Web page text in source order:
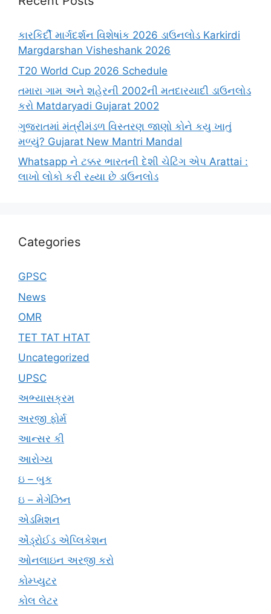
કારકિર્દી માર્ગદર્શન વિશેષાંક 2026 ડાઉનલોડ Karkirdi
Margdarshan Visheshank 2026
T20 World Cup 2026 Schedule
તમારા ગામ અને શહેરની 2002ની મતદારયાદી ડાઉનલોડ
કરો Matdaryadi Gujarat 2002
ગુજરાતમાં મંત્રીમંડળ વિસ્તરણ જાણો કોને કયુ ખાતું
મળ્યું? Gujarat New Mantri Mandal
Whatsapp ને ટક્કર ભારતની દેશી ચેટિંગ એપ Arattai :
લાખો લોકો કરી રહ્યા છે ડાઉનલોડ
Categories
GPSC
News
OMR
TET TAT HTAT
Uncategorized
UPSC
અભ્યાસક્રમ
અરજી ફોર્મ
આન્સર કી
આરોગ્ય
ઇ – બુક
ઇ – મેગેઝિન
એડમિશન
એંડ્રોઈડ એપ્લિકેશન
ઓનલાઇન અરજી કરો
કોમ્પ્યુટર
કોલ લેટર